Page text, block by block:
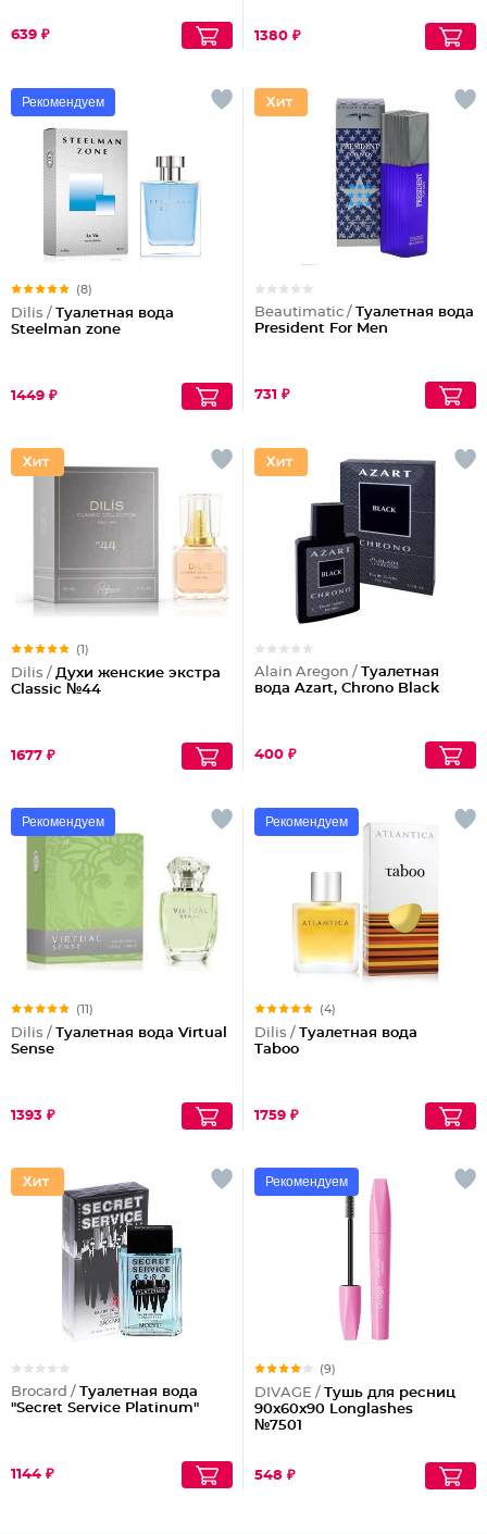
639 ₽ 1380 ₽
Рекомендуем
(8)
Dilis / Туалетная вода
Steelman zone
1449 ₽
Beautimatic / Туалетная вода
President For Men
731 ₽
(1)
Dilis / Духи женские экстра
Classic №44
1677 ₽
Alain Aregon / Туалетная
вода Azart, Chrono Black
400 ₽
Рекомендуем
(11)
Dilis / Туалетная вода Virtual
Sense
1393 ₽
Рекомендуем
(4)
Dilis / Туалетная вода
Taboo
1759 ₽
Brocard / Туалетная вода
"Secret Service Platinum"
1144 ₽
Рекомендуем
(9)
DIVAGE / Тушь для ресниц
90x60x90 Longlashes
№7501
548 ₽